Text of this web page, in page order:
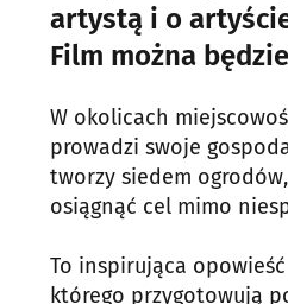
artystą i o
Film można
W okolicach
prowadzi swoje
tworzy siedem
osiągnąć cel mimo
To inspirująca
którego przygotowują